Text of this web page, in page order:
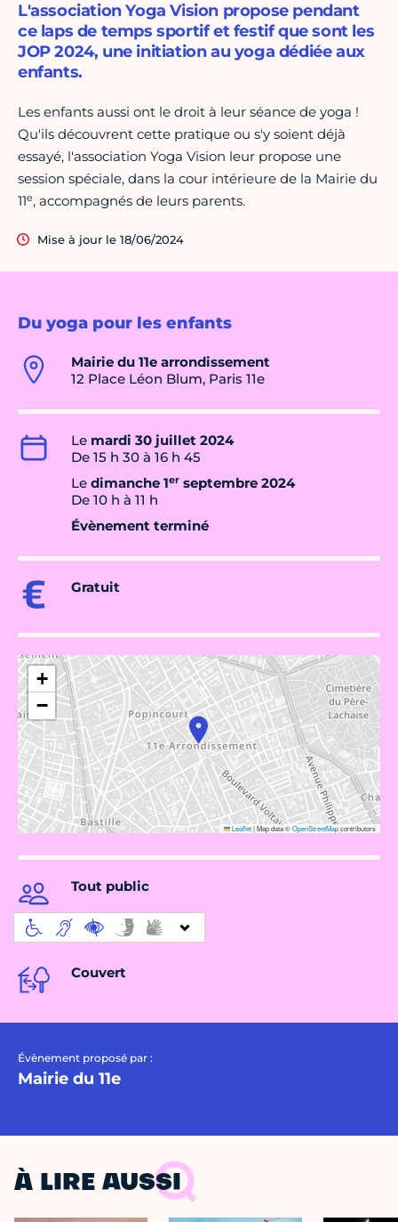
Du yoga pour les enfants
Mairie du 11e arrondissement
12 Place Léon Blum, Paris 11e
Le mardi 30 juillet 2024
De 15 h 30 à 16 h 45
Le dimanche 1er septembre 2024
De 10 h à 11 h
Évènement terminé
Gratuit
+
−
Leaflet|Map data ©OpenStreetMapcontributors
Tout public
Couvert
Évènement proposé par :
Mairie du 11e
L'association Yoga Vision propose pendant
ce laps de temps sportif et festif que sont les
JOP 2024, une initiation au yoga dédiée aux
enfants.
Les enfants aussi ont le droit à leur séance de yoga !
Qu'ils découvrent cette pratique ou s'y soient déjà
essayé, l'association Yoga Vision leur propose une
session spéciale, dans la cour intérieure de la Mairie du
11e, accompagnés de leurs parents.
Mise à jour le 18/06/2024
À LIRE AUSSI